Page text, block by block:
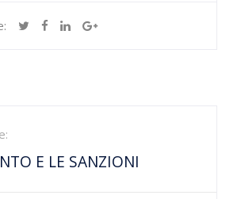
E LE SANZIONI